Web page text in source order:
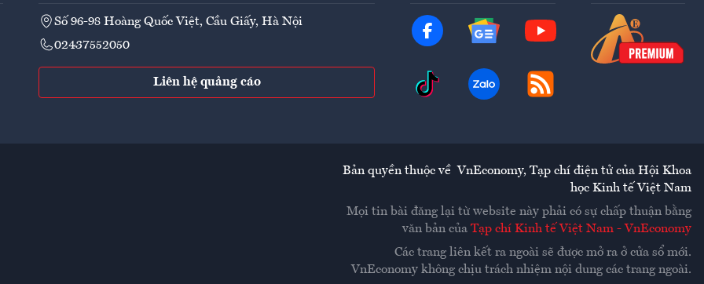
Số 96-98 Hoàng Quốc Việt, Cầu Giấy, Hà Nội
02437552050
Liên hệ quảng cáo
Bản quyền thuộc về VnEconomy, Tạp chí điện tử của Hội Khoa
học Kinh tế Việt Nam
Mọi tin bài đăng lại từ website này phải có sự chấp thuận bằng
văn bản của Tạp chí Kinh tế Việt Nam - VnEconomy
Các trang liên kết ra ngoài sẽ được mở ra ở cửa sổ mới.
VnEconomy không chịu trách nhiệm nội dung các trang ngoài.